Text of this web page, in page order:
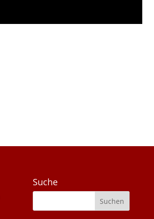
Suche